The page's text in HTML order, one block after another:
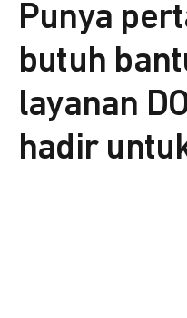
Punya
butuh
layanan
hadir